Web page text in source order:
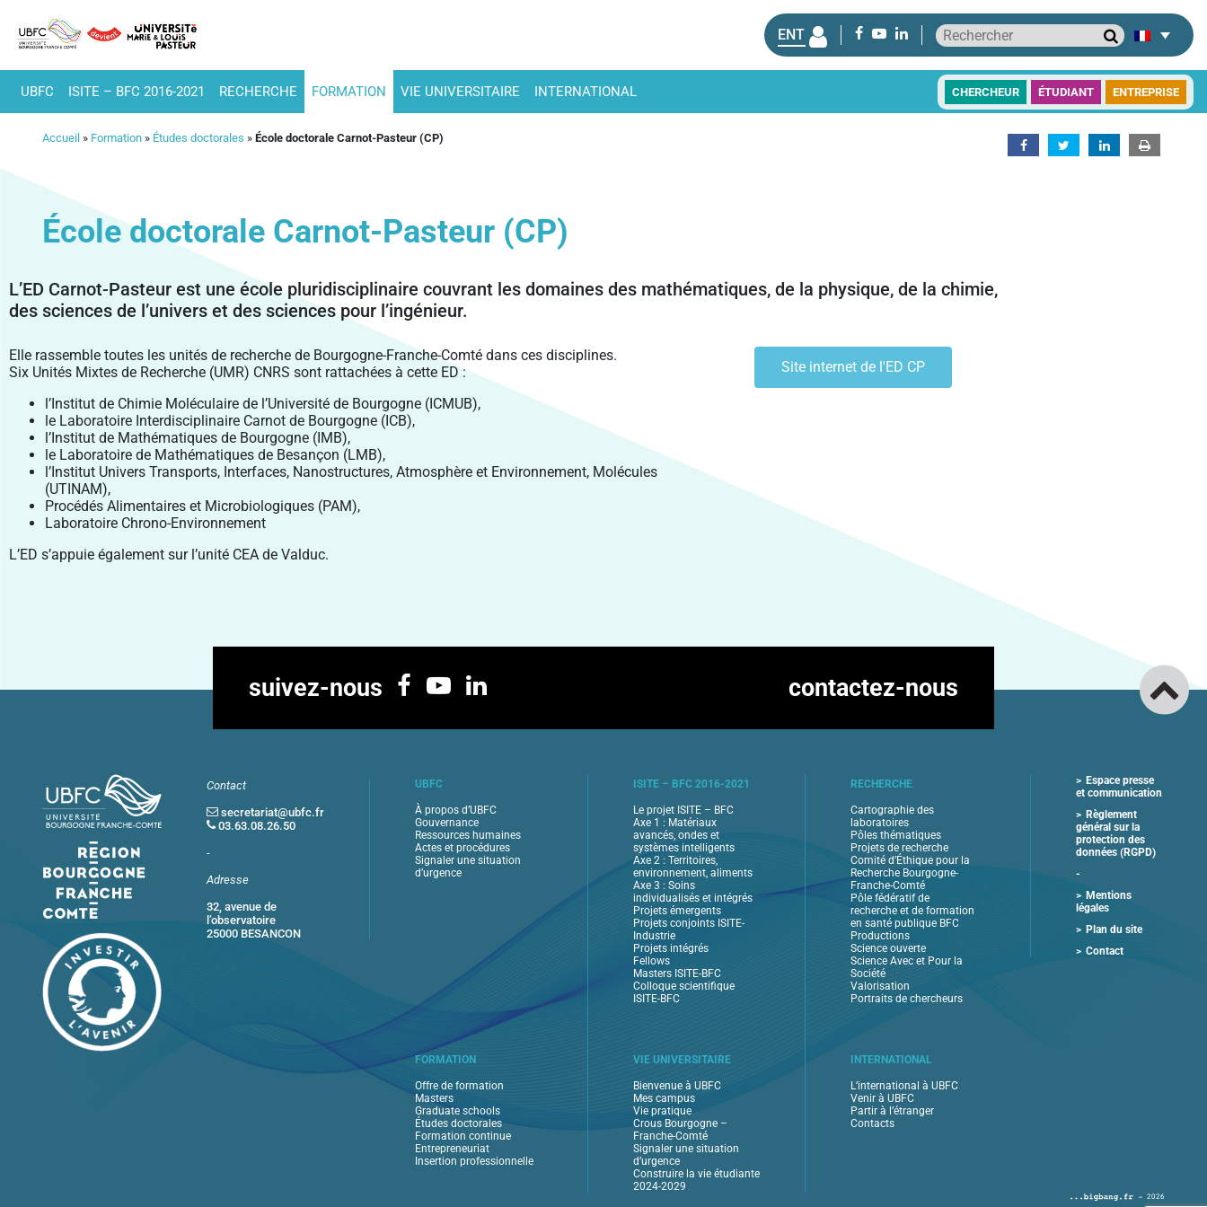
ENT
UBFC ISITE – BFC 2016-2021 RECHERCHE FORMATION VIE UNIVERSITAIRE INTERNATIONAL CHERCHEUR ÉTUDIANT ENTREPRISE
Accueil » Formation » Études doctorales » École doctorale Carnot-Pasteur (CP)
École doctorale Carnot-Pasteur (CP)
L’ED Carnot-Pasteur est une école pluridisciplinaire couvrant les domaines des mathématiques, de la physique, de la chimie,
des sciences de l’univers et des sciences pour l’ingénieur.
Elle rassemble toutes les unités de recherche de Bourgogne-Franche-Comté dans ces disciplines.
Six Unités Mixtes de Recherche (UMR) CNRS sont rattachées à cette ED :
l’Institut de Chimie Moléculaire de l’Université de Bourgogne (ICMUB),
le Laboratoire Interdisciplinaire Carnot de Bourgogne (ICB),
l’Institut de Mathématiques de Bourgogne (IMB),
le Laboratoire de Mathématiques de Besançon (LMB),
l’Institut Univers Transports, Interfaces, Nanostructures, Atmosphère et Environnement, Molécules
(UTINAM),
Procédés Alimentaires et Microbiologiques (PAM),
Laboratoire Chrono-Environnement
L’ED s’appuie également sur l’unité CEA de Valduc.
Site internet de l'ED CP
suivez-nous contactez-nous
Contact
secretariat@ubfc.fr
03.63.08.26.50
-
Adresse
32, avenue de
l’observatoire
25000 BESANCON
UBFC
À propos d’UBFC
Gouvernance
Ressources humaines
Actes et procédures
Signaler une situation
d’urgence
ISITE – BFC 2016-2021
Le projet ISITE – BFC
Axe 1 : Matériaux
avancés, ondes et
systèmes intelligents
Axe 2 : Territoires,
environnement, aliments
Axe 3 : Soins
individualisés et intégrés
Projets émergents
Projets conjoints ISITE-
Industrie
Projets intégrés
Fellows
Masters ISITE-BFC
Colloque scientifique
ISITE-BFC
RECHERCHE
Cartographie des
laboratoires
Pôles thématiques
Projets de recherche
Comité d’Éthique pour la
Recherche Bourgogne-
Franche-Comté
Pôle fédératif de
recherche et de formation
en santé publique BFC
Productions
Science ouverte
Science Avec et Pour la
Société
Valorisation
Portraits de chercheurs
FORMATION
Offre de formation
Masters
Graduate schools
Études doctorales
Formation continue
Entrepreneuriat
Insertion professionnelle
VIE UNIVERSITAIRE
Bienvenue à UBFC
Mes campus
Vie pratique
Crous Bourgogne –
Franche-Comté
Signaler une situation
d’urgence
Construire la vie étudiante
2024-2029
INTERNATIONAL
L’international à UBFC
Venir à UBFC
Partir à l’étranger
Contacts
Espace presse
et communication
Règlement
général sur la
protection des
données (RGPD)
Mentions
légales
Plan du site
Contact
2026